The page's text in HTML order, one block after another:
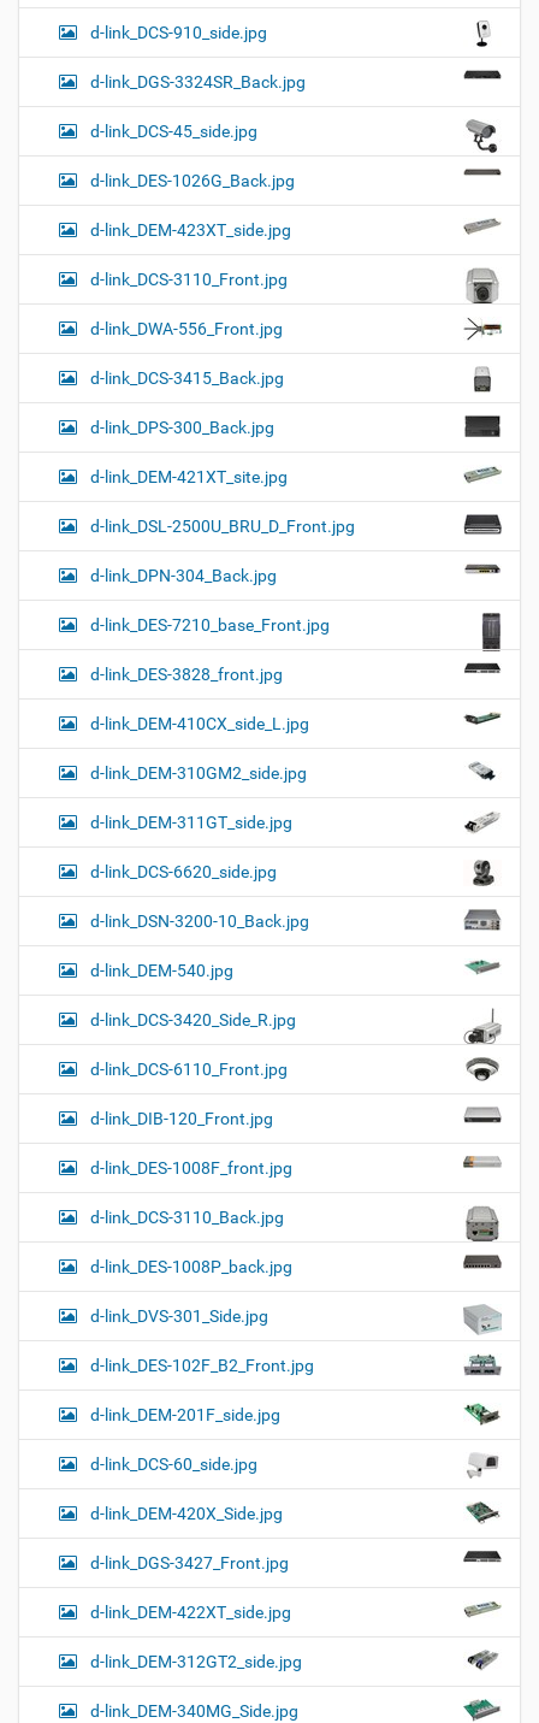
d-link_DCS-910_side.jpg
d-link_DGS-3324SR_Back.jpg
d-link_DCS-45_side.jpg
d-link_DES-1026G_Back.jpg
d-link_DEM-423XT_side.jpg
d-link_DCS-3110_Front.jpg
d-link_DWA-556_Front.jpg
d-link_DCS-3415_Back.jpg
d-link_DPS-300_Back.jpg
d-link_DEM-421XT_site.jpg
d-link_DSL-2500U_BRU_D_Front.jpg
d-link_DPN-304_Back.jpg
d-link_DES-7210_base_Front.jpg
d-link_DES-3828_front.jpg
d-link_DEM-410CX_side_L.jpg
d-link_DEM-310GM2_side.jpg
d-link_DEM-311GT_side.jpg
d-link_DCS-6620_side.jpg
d-link_DSN-3200-10_Back.jpg
d-link_DEM-540.jpg
d-link_DCS-3420_Side_R.jpg
d-link_DCS-6110_Front.jpg
d-link_DIB-120_Front.jpg
d-link_DES-1008F_front.jpg
d-link_DCS-3110_Back.jpg
d-link_DES-1008P_back.jpg
d-link_DVS-301_Side.jpg
d-link_DES-102F_B2_Front.jpg
d-link_DEM-201F_side.jpg
d-link_DCS-60_side.jpg
d-link_DEM-420X_Side.jpg
d-link_DGS-3427_Front.jpg
d-link_DEM-422XT_side.jpg
d-link_DEM-312GT2_side.jpg
d-link_DEM-340MG_Side.jpg